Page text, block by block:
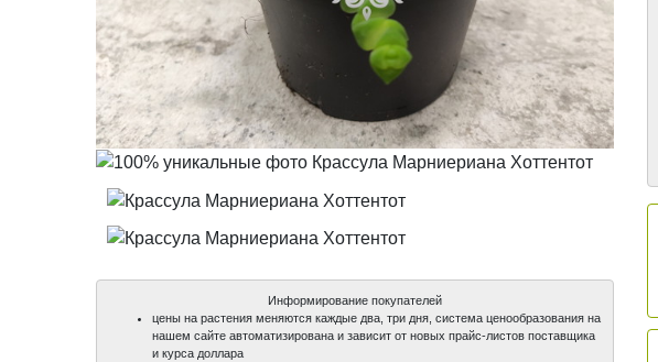
Информирование покупателей
цены на растения меняются каждые два, три дня, система ценообразования на
нашем сайте автоматизирована и зависит от новых прайс-листов поставщика
и курса доллара